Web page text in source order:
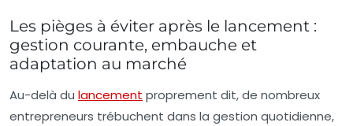
Les pièges à éviter après le lancement :
gestion courante, embauche et
adaptation au marché
Au-delà du lancement proprement dit, de nombreux
entrepreneurs trébuchent dans la gestion quotidienne,